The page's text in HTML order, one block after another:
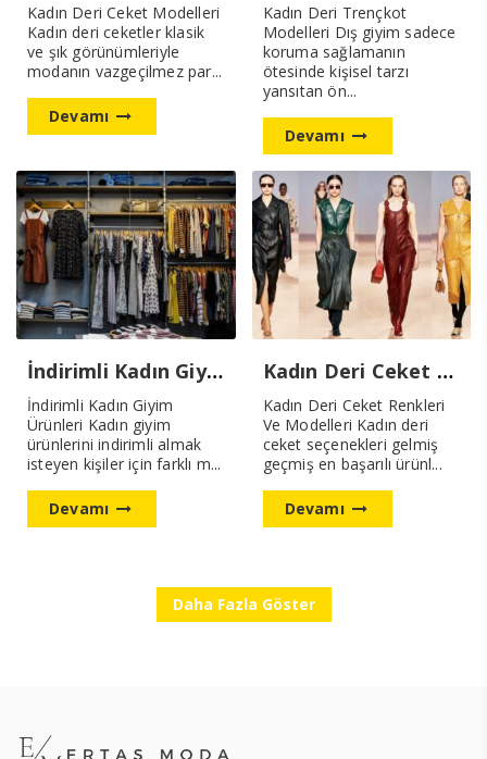
Kadın Deri Ceket Modelleri
Kadın deri ceketler klasik
ve şık görünümleriyle
modanın vazgeçilmez par...
Devamı
Kadın Deri Trençkot
Modelleri Dış giyim sadece
koruma sağlamanın
ötesinde kişisel tarzı
yansıtan ön...
Devamı
İndirimli Kadın Giyim Ürünleri
İndirimli Kadın Giyim
Ürünleri Kadın giyim
ürünlerini indirimli almak
isteyen kişiler için farklı m...
Devamı
Kadın Deri Ceket Renkleri Ve Modelleri
Kadın Deri Ceket Renkleri
Ve Modelleri Kadın deri
ceket seçenekleri gelmiş
geçmiş en başarılı ürünl...
Devamı